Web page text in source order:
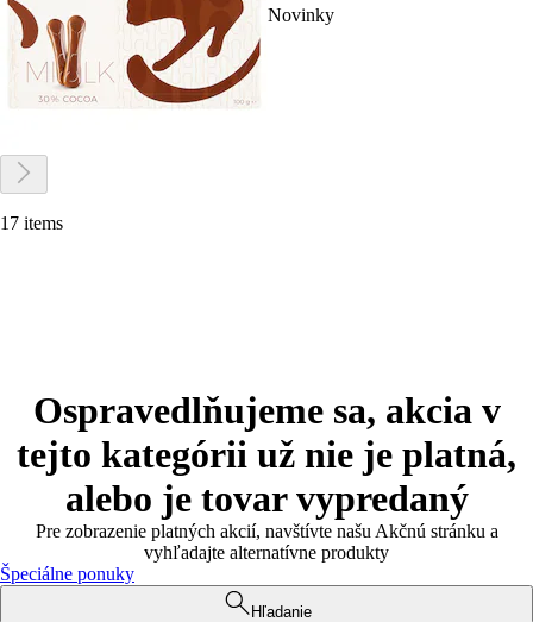
Novinky
17 items
Ospravedlňujeme sa, akcia v
tejto kategórii už nie je platná,
alebo je tovar vypredaný
Pre zobrazenie platných akcií, navštívte našu Akčnú stránku a
vyhľadajte alternatívne produkty
Špeciálne ponuky
Hľadanie